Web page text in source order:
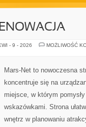
- 9 - 2026
MOŻLIWOŚĆ
Mars-Net to nowoczesna
koncentruje się na
miejsce, w którym
wskazówkami. Strona
wnętrz w planowaniu